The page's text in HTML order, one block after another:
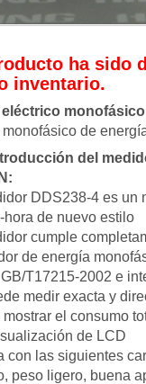
ha sido
inventario.
de
del
DDS238-4 es un
hora de nuevo estilo
cumple
de energía
T17215-2002 e
medir exacta y
el consumo
de LCD
con las siguientes
peso ligero, buena